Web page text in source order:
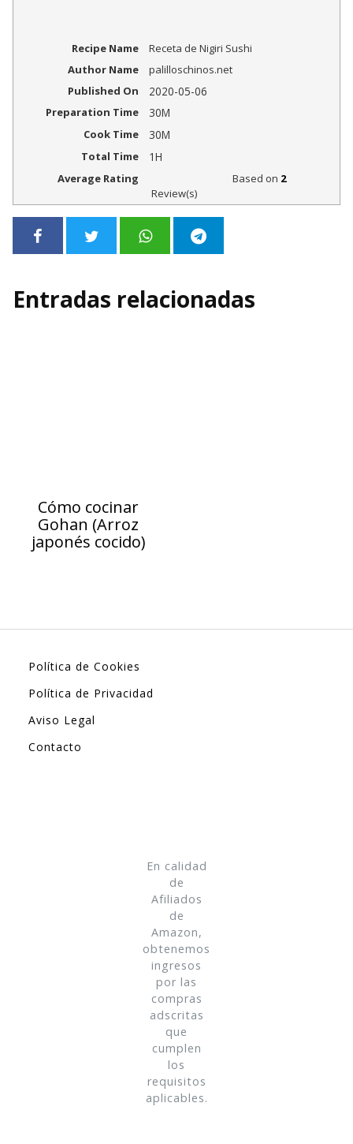
Recipe Name
Receta de Nigiri Sushi
Author Name
palilloschinos.net
Published On
2020-05-06
Preparation Time 30M
Cook Time 30M
Total Time 1H
Average Rating Based on 2
Review(s)
Entradas relacionadas
Cómo cocinar
Gohan (Arroz
japonés cocido)
Política de Cookies
Política de Privacidad
Aviso Legal
Contacto
En calidad
de
Afiliados
de
Amazon,
obtenemos
ingresos
por las
compras
adscritas
que
cumplen
los
requisitos
aplicables.